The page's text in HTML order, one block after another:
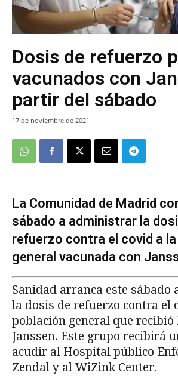
Dosis de refuerzo
vacunados con
partir del sábado
17 de noviembre de 2021
La Comunidad de Madrid
sábado a administrar la
refuerzo contra el covid a
general vacunada con
Sanidad arranca este
la dosis de refuerzo contra el
población general que recibió
Janssen. Este grupo recibirá
acudir al Hospital público
Zendal y al WiZink Center.